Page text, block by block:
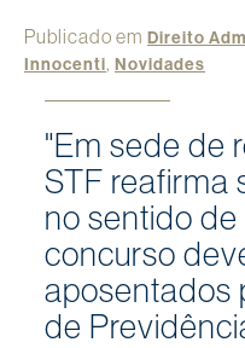
Publicado em Direito
Innocenti, Novidades
"Em sede de
STF reafirma
no sentido
concurso
aposentados
de